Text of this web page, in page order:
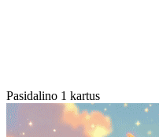
Pasidalino 1 kartus